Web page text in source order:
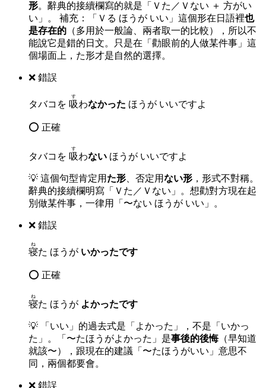
形。辭典的接續欄寫的就是「Ｖた／Ｖない ＋ 方がい
い」。 補充：「Ｖる ほうが いい」這個形在日語裡也
是存在的 （多用於一般論、兩者取一的比較），所以不
能說它是錯的日文。只是在「勸眼前的人做某件事」這
個場面上，た形才是自然的選擇。
❌ 錯誤
タバコを 吸
す
わなかった ほうが いいですよ
⭕ 正確
タバコを 吸
す
わない ほうが いいですよ
💡 這個句型肯定用 た形 、否定用ない形 ，形式不對稱。
辭典的接續欄明寫「Ｖた／Ｖない」。想勸對方現在起
別做某件事，一律用「〜ない ほうが いい」。
❌ 錯誤
寝
ね
た ほうが いかったです
⭕ 正確
寝
ね
た ほうが よかったです
💡
「いい」的過去式是「よかった」，不是「いかっ
た」。「〜たほうがよかった」是事後的後悔（早知道
就該〜），跟現在的建議「〜たほうがいい」意思不
同，兩個都要會。
❌ 錯誤